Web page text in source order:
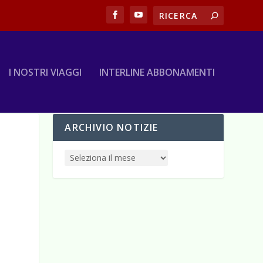
I NOSTRI VIAGGI INTERLINE ABBONAMENTI
ARCHIVIO NOTIZIE